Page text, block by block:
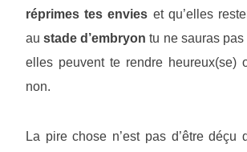
réprimes tes envies et qu’elles
austade d’embryon tu ne sauras pas
elles peuvent te rendre heureux(se)
non.
La pire chose n’est pas d’être déçu